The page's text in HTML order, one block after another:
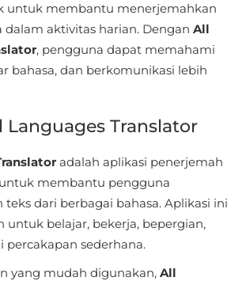
untuk membantu menerjemahkan
dalam aktivitas harian. Dengan All
, pengguna dapat memahami
bahasa, dan berkomunikasi lebih
Languages Translator
adalah aplikasi penerjemah
membantu pengguna
dari berbagai bahasa. Aplikasi ini
untuk belajar, bekerja, bepergian,
sederhana.
yang mudah digunakan, All